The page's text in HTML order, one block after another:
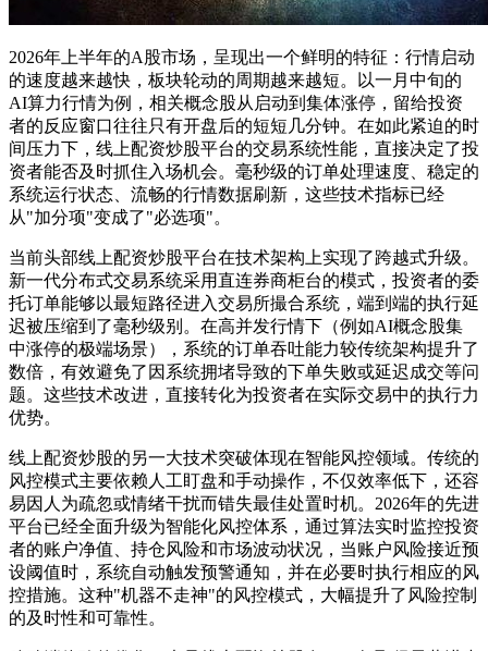
2026年上半年的A股市场，呈现出一个鲜明的特征：行情启动
的速度越来越快，板块轮动的周期越来越短。以一月中旬的
AI算力行情为例，相关概念股从启动到集体涨停，留给投资
者的反应窗口往往只有开盘后的短短几分钟。在如此紧迫的时
间压力下，线上配资炒股平台的交易系统性能，直接决定了投
资者能否及时抓住入场机会。毫秒级的订单处理速度、稳定的
系统运行状态、流畅的行情数据刷新，这些技术指标已经
从"加分项"变成了"必选项"。
当前头部线上配资炒股平台在技术架构上实现了跨越式升级。
新一代分布式交易系统采用直连券商柜台的模式，投资者的委
托订单能够以最短路径进入交易所撮合系统，端到端的执行延
迟被压缩到了毫秒级别。在高并发行情下（例如AI概念股集
中涨停的极端场景），系统的订单吞吐能力较传统架构提升了
数倍，有效避免了因系统拥堵导致的下单失败或延迟成交等问
题。这些技术改进，直接转化为投资者在实际交易中的执行力
优势。
线上配资炒股的另一大技术突破体现在智能风控领域。传统的
风控模式主要依赖人工盯盘和手动操作，不仅效率低下，还容
易因人为疏忽或情绪干扰而错失最佳处置时机。2026年的先进
平台已经全面升级为智能化风控体系，通过算法实时监控投资
者的账户净值、持仓风险和市场波动状况，当账户风险接近预
设阈值时，系统自动触发预警通知，并在必要时执行相应的风
控措施。这种"机器不走神"的风控模式，大幅提升了风险控制
的及时性和可靠性。